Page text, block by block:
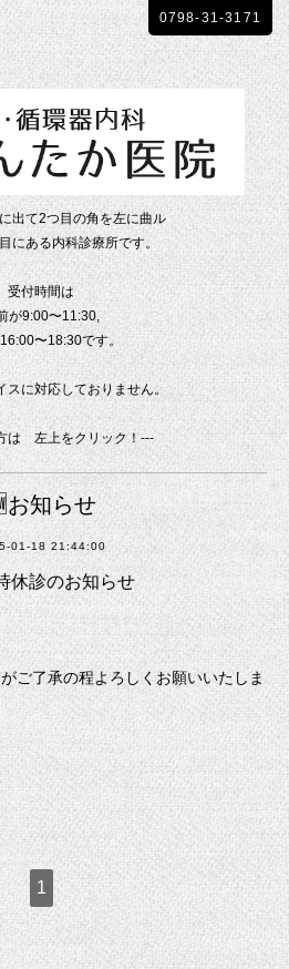
出て2つ目の角を左に曲ル
にある内科診療所です。
受付時間は
が9:00〜11:30,
〜18:30です。
スに対応しておりません。
は 左上をクリック！---
0798-31-3171
お知らせ
01-18 21:44:00
休診のお知らせ
ご了承の程よろしくお願いいたしま
1